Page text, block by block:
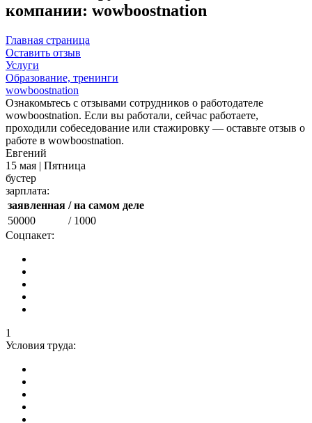
компании: wowboostnation
Главная страница
Оставить отзыв
Услуги
Образование, тренинги
wowboostnation
Ознакомьтесь с отзывами сотрудников о работодателе
wowboostnation. Если вы работали, сейчас работаете,
проходили собеседование или стажировку — оставьте отзыв о
работе в wowboostnation.
Евгений
15 мая | Пятница
бустер
зарплата:
заявленная / на самом деле
50000
/ 1000
Соцпакет:
1
Условия труда: